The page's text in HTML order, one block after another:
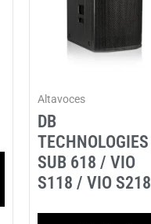
Altavoces
DB
TECHNOLOGIES
SUB 618 / VIO
S118 / VIO S218